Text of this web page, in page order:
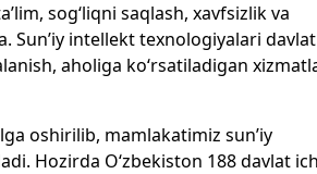
sog‘liqni saqlash, xavfsizlik va
Sun’iy intellekt texnologiyalari davlat
aholiga ko‘rsatiladigan
oshirilib, mamlakatimiz sun’iy
Hozirda O‘zbekiston 188 davlat